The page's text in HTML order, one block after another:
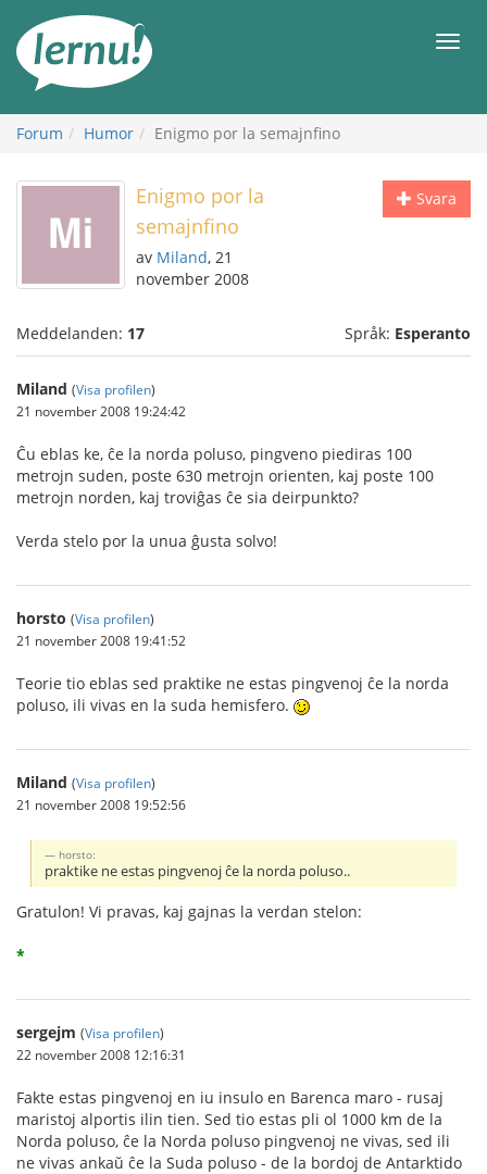
sidans
innehåll
Meny
Forum Humor Enigmo por la semajnfino
Svara
Enigmo por la
semajnfino
av Miland, 21
november 2008
Meddelanden: 17 Språk: Esperanto
Miland (Visa profilen)
21 november 2008 19:24:42
Ĉu eblas ke, ĉe la norda poluso, pingveno piediras 100
metrojn suden, poste 630 metrojn orienten, kaj poste 100
metrojn norden, kaj troviĝas ĉe sia deirpunkto?
Verda stelo por la unua ĝusta solvo!
horsto (Visa profilen)
21 november 2008 19:41:52
Teorie tio eblas sed praktike ne estas pingvenoj ĉe la norda
poluso, ili vivas en la suda hemisfero.
Miland (Visa profilen)
21 november 2008 19:52:56
horsto:
praktike ne estas pingvenoj ĉe la norda poluso..
Gratulon! Vi pravas, kaj gajnas la verdan stelon:
*
sergejm (Visa profilen)
22 november 2008 12:16:31
Fakte estas pingvenoj en iu insulo en Barenca maro - rusaj
maristoj alportis ilin tien. Sed tio estas pli ol 1000 km de la
Norda poluso, ĉe la Norda poluso pingvenoj ne vivas, sed ili
ne vivas ankaŭ ĉe la Suda poluso - de la bordoj de Antarktido